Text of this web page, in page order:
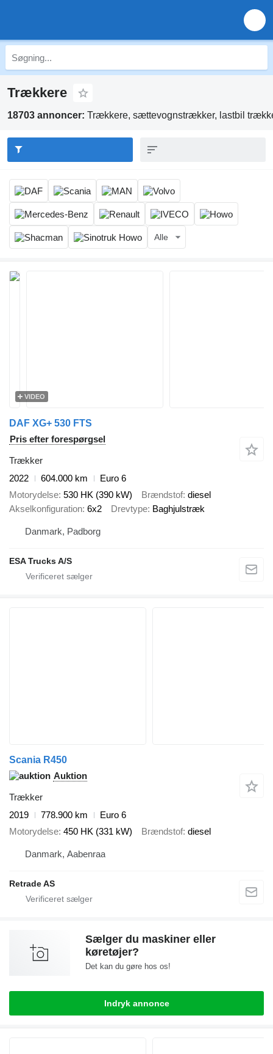
Trækkere
18703 annoncer: Trækkere, sættevognstrækker, lastbil
Alle
VIDEO
DAF XG+ 530 FTS
Pris efter forespørgsel
Trækker
2022
604.000 km
Euro 6
Motorydelse 530 HK (390 kW) Brændstof diesel
Akselkonfiguration 6x2 Drevtype Baghjulstræk
Danmark, Padborg
ESA Trucks A/S
Scania R450
Auktion
Trækker
2019
778.900 km
Euro 6
Motorydelse 450 HK (331 kW) Brændstof diesel
Danmark, Aabenraa
Retrade AS
Sælger du maskiner eller
køretøjer?
Det kan du gøre hos os!
Indryk annonce